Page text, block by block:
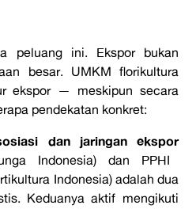
peluang ini. Ekspor bukan
besar. UMKM florikultura
ekspor — meskipun secara
pendekatan konkret:
dan jaringan ekspor
Indonesia) dan PPHI
Indonesia) adalah dua
Keduanya aktif mengikuti